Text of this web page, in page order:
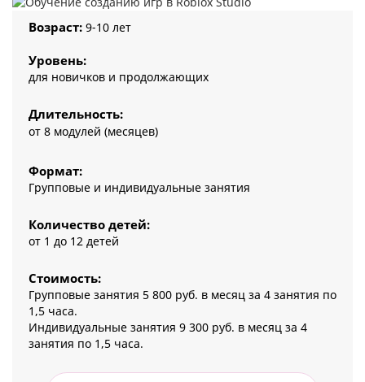
Возраст: 9-10 лет
Уровень:
для новичков и продолжающих
Длительность:
от 8 модулей (месяцев)
Формат:
Групповые и индивидуальные занятия
Количество детей:
от 1 до 12 детей
Стоимость:
Групповые занятия 5 800 руб. в месяц за 4 занятия по
1,5 часа.
Индивидуальные занятия 9 300 руб. в месяц за 4
занятия по 1,5 часа.